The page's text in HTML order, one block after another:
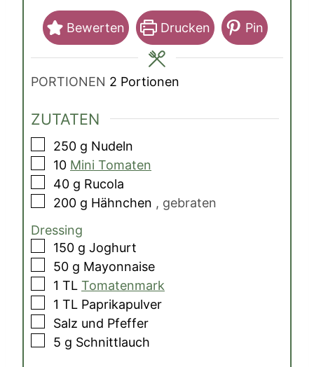
Bewerten Drucken Pin
PORTIONEN 2 Portionen
ZUTATEN
▢
250 g Nudeln
▢
10 Mini Tomaten
▢
40 g Rucola
▢
200 g Hähnchen , gebraten
Dressing
▢
150 g Joghurt
▢
50 g Mayonnaise
▢
1 TL Tomatenmark
▢
1 TL Paprikapulver
▢
Salz und Pfeffer
▢
5 g Schnittlauch